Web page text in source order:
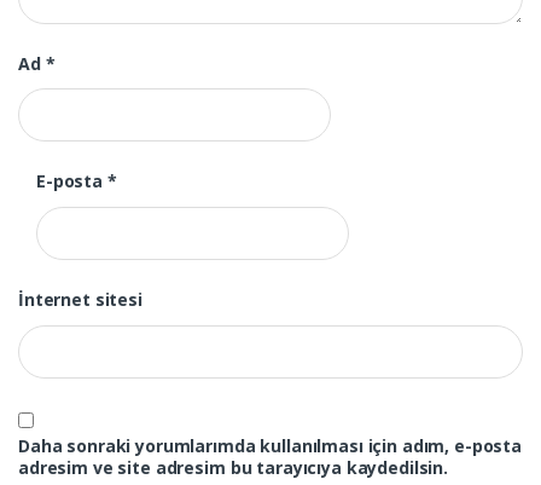
Ad *
E-posta *
İnternet sitesi
Daha sonraki yorumlarımda kullanılması için adım, e-posta
adresim ve site adresim bu tarayıcıya kaydedilsin.